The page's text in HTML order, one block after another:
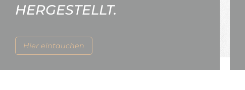
Hier eintauchen
HERGESTELLT.